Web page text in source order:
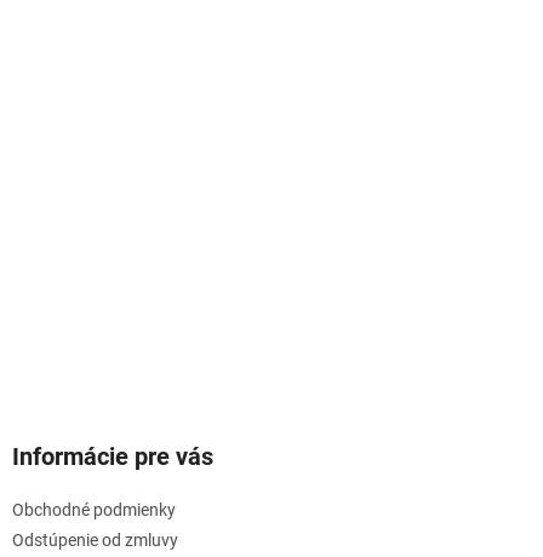
Informácie pre vás
Obchodné podmienky
Odstúpenie od zmluvy